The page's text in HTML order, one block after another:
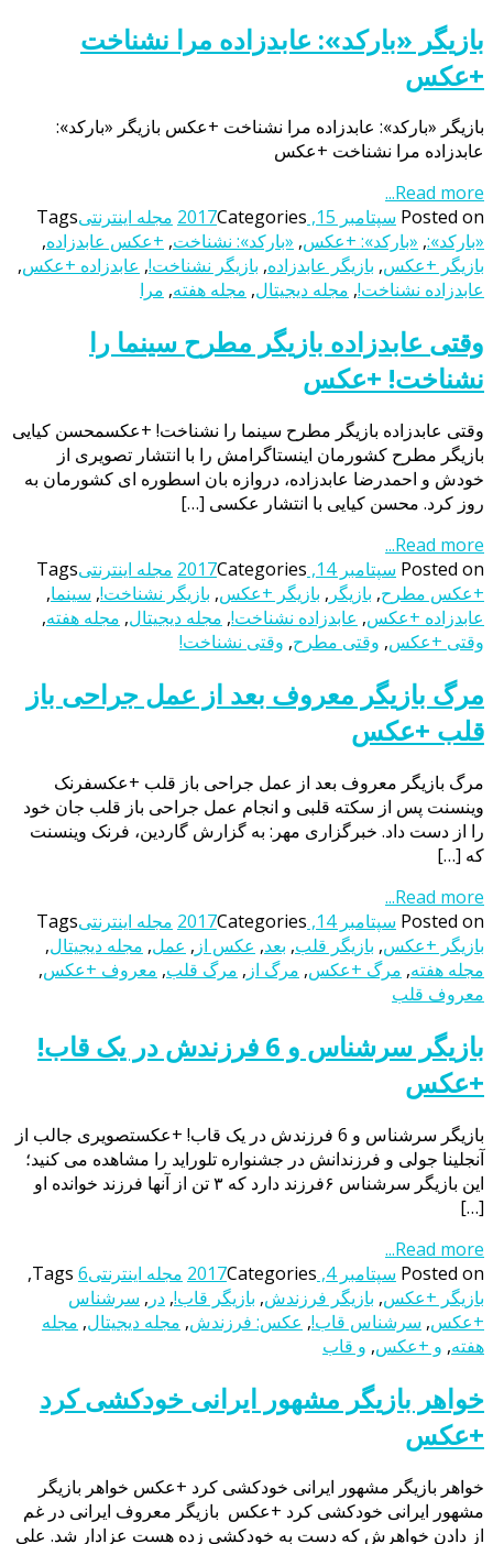
بازیگر «بارکد»: عابدزاده مرا نشناخت
+عکس
بازیگر «بارکد»: عابدزاده مرا نشناخت +عکس بازیگر «بارکد»:
عابدزاده مرا نشناخت +عکس
Read more...
Posted on سپتامبر 15, 2017 Categories مجله اینترنتیTags
«بارکد»:, «بارکد»: +عکس, «بارکد»: نشناخت, +عکس عابدزاده,
بازیگر +عکس, بازیگر عابدزاده, بازیگر نشناخت!, عابدزاده +عکس,
عابدزاده نشناخت!, مجله دیجیتال, مجله هفته, مرا
وقتی عابدزاده بازیگر مطرح سینما را
نشناخت! +عکس
وقتی عابدزاده بازیگر مطرح سینما را نشناخت! +عکسمحسن کیایی
بازیگر مطرح کشورمان اینستاگرامش را با انتشار تصویری از
خودش و احمدرضا عابدزاده، دروازه بان اسطوره ای کشورمان به
روز کرد. محسن کیایی با انتشار عکسی […]
Read more...
Posted on سپتامبر 14, 2017 Categories مجله اینترنتیTags
+عکس مطرح, بازیگر , بازیگر +عکس, بازیگر نشناخت!, سینما,
عابدزاده +عکس, عابدزاده نشناخت!, مجله دیجیتال, مجله هفته,
وقتی +عکس, وقتی مطرح, وقتی نشناخت!
مرگ بازیگر معروف بعد از عمل جراحی باز
قلب +عکس
مرگ بازیگر معروف بعد از عمل جراحی باز قلب +عکسفرنک
وینسنت پس از سکته قلبی و انجام عمل جراحی باز قلب جان خود
را از دست داد. خبرگزاری مهر: به گزارش گاردین، فرنک وینسنت
که […]
Read more...
Posted on سپتامبر 14, 2017 Categories مجله اینترنتیTags
بازیگر +عکس, بازیگر قلب, بعد, عکس از , عمل, مجله دیجیتال,
مجله هفته, مرگ +عکس, مرگ از , مرگ قلب, معروف +عکس,
معروف قلب
بازیگر سرشناس و 6 فرزندش در یک قاب!
+عکس
بازیگر سرشناس و 6 فرزندش در یک قاب! +عکستصویری جالب از
آنجلینا جولی و فرزندانش در جشنواره تلوراید را مشاهده می کنید؛
این بازیگر سرشناس ۶فرزند دارد که ۳ تن از آنها فرزند خوانده او
[…]
Read more...
Posted on سپتامبر 4, 2017 Categories مجله اینترنتی Tags 6
,
بازیگر +عکس, بازیگر فرزندش, بازیگر قاب!, در , سرشناس
+عکس, سرشناس قاب!, عکس: فرزندش, مجله دیجیتال, مجله
هفته, و +عکس, و قاب
خواهر بازیگر مشهور ایرانی خودکشی کرد
+عکس
خواهر بازیگر مشهور ایرانی خودکشی کرد +عکس خواهر بازیگر
مشهور ایرانی خودکشی کرد +عکس بازیگر معروف ایرانی در غم
از دادن خواهرش که دست به خودکشی زده هست عزادار شد. علی